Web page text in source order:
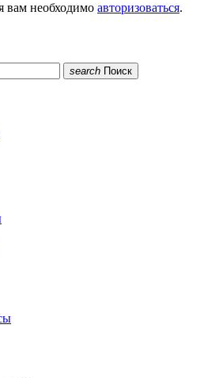
вам необходимо авторизоваться.
search Поиск